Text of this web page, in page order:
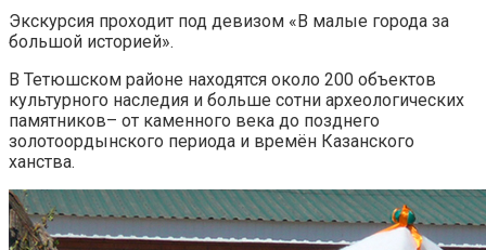
Экскурсия проходит под девизом «В малые города за
большой историей».
В Тетюшском районе находятся около 200 объектов
культурного наследия и больше сотни археологических
памятников– от каменного века до позднего
золотоордынского периода и времён Казанского
ханства.